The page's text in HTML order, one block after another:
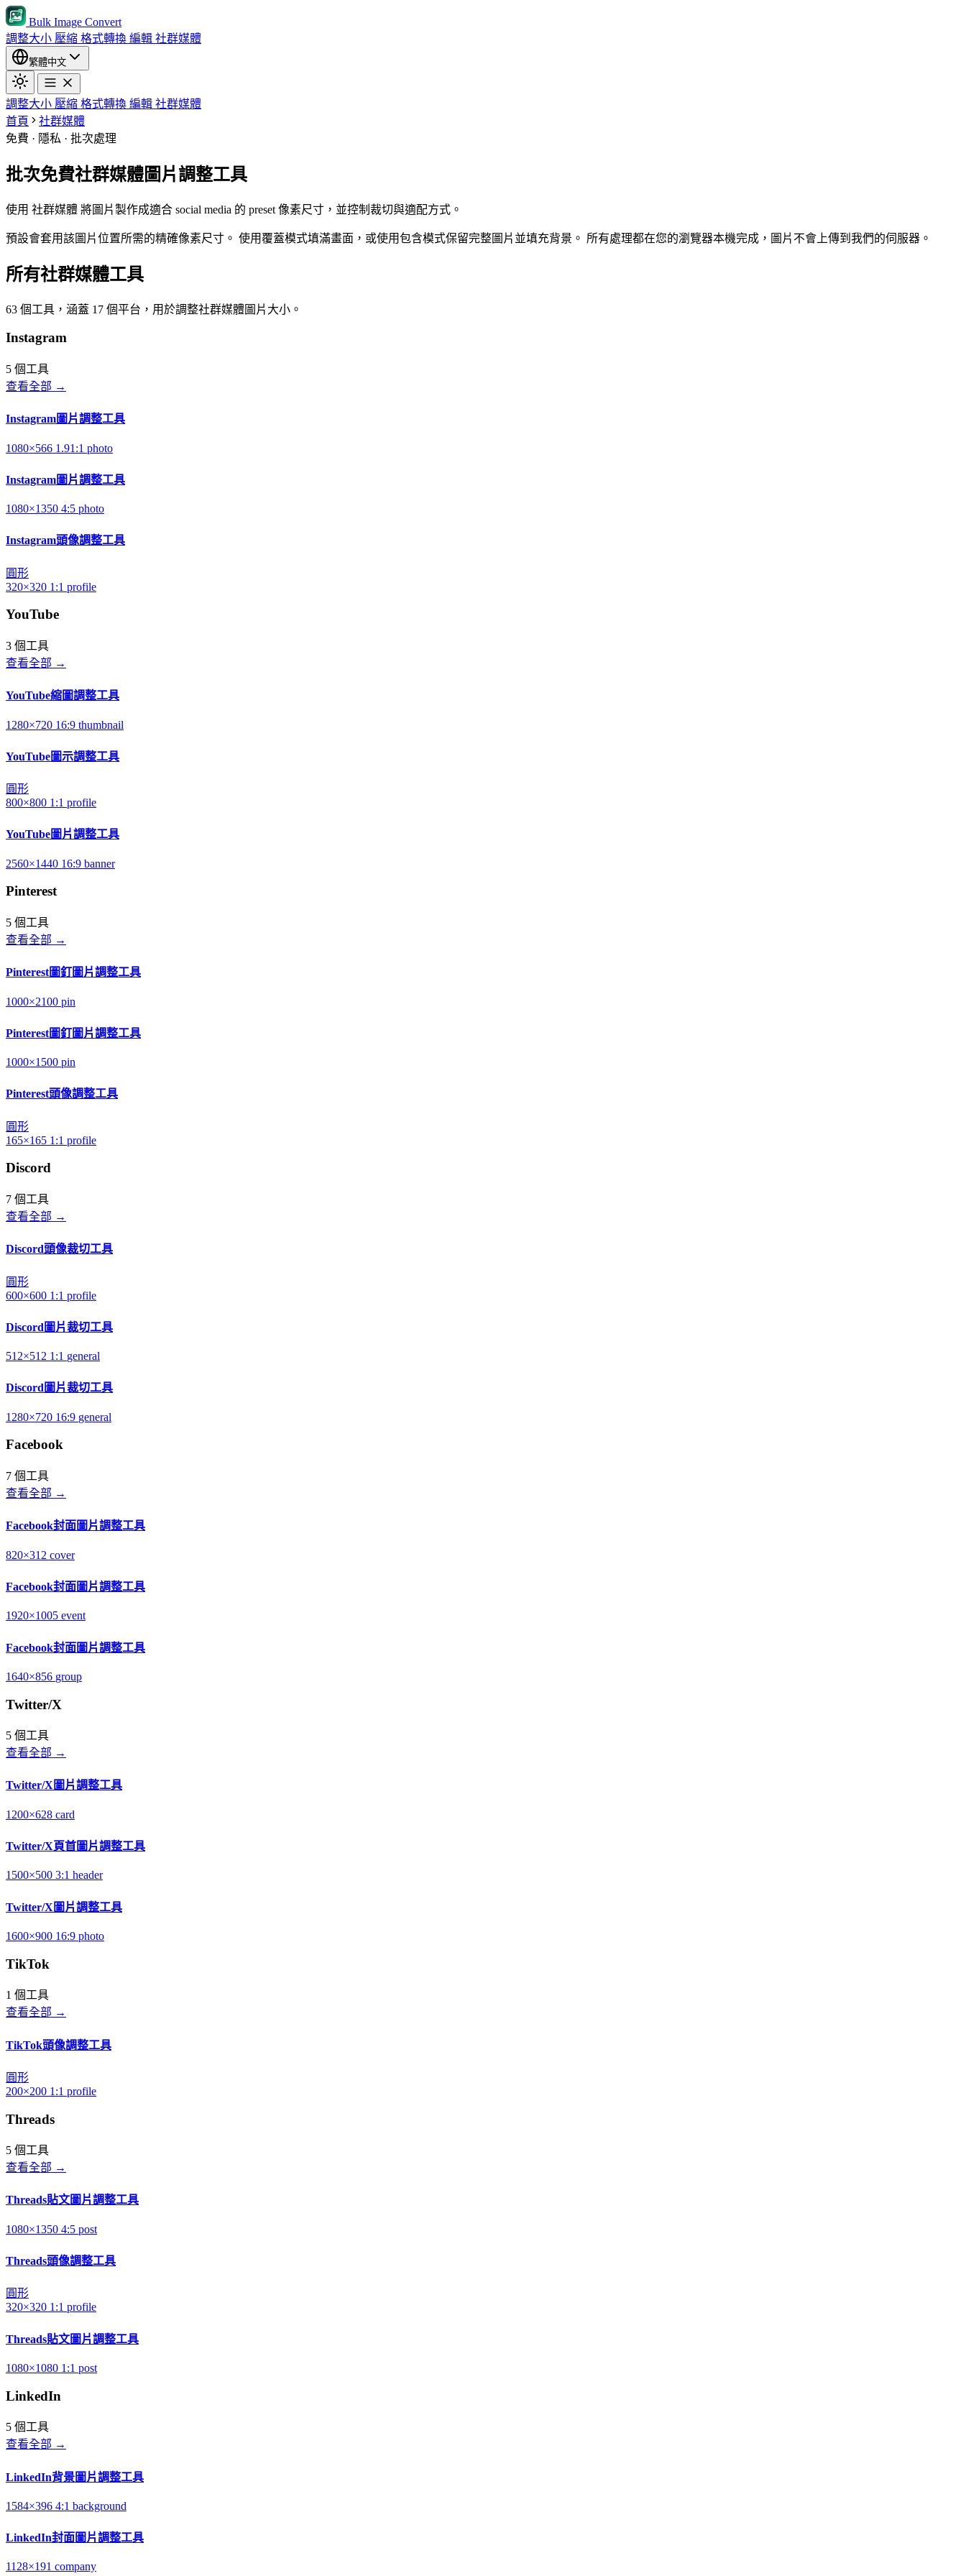
Bulk Image Convert
調整大小 壓縮 格式轉換 編輯 社群媒體
繁體中文
調整大小 壓縮 格式轉換 編輯 社群媒體
首頁
社群媒體
免費 · 隱私 · 批次處理
批次免費社群媒體圖片調整工具
使用 社群媒體 將圖片製作成適合 social media 的 preset 像素尺寸，並控制裁切與適配方式。
預設會套用該圖片位置所需的精確像素尺寸。 使用覆蓋模式填滿畫面，或使用包含模式保留完整圖片並填充背景。 所有處理都在您的瀏覽器本機完成，圖片不會上傳到我們的伺服器。
所有社群媒體工具
63 個工具，涵蓋 17 個平台，用於調整社群媒體圖片大小。
Instagram
5 個工具
查看全部 →
Instagram圖片調整工具
1080×566 1.91:1 photo
Instagram圖片調整工具
1080×1350 4:5 photo
Instagram頭像調整工具
圓形
320×320 1:1 profile
YouTube
3 個工具
查看全部 →
YouTube縮圖調整工具
1280×720 16:9 thumbnail
YouTube圖示調整工具
圓形
800×800 1:1 profile
YouTube圖片調整工具
2560×1440 16:9 banner
Pinterest
5 個工具
查看全部 →
Pinterest圖釘圖片調整工具
1000×2100 pin
Pinterest圖釘圖片調整工具
1000×1500 pin
Pinterest頭像調整工具
圓形
165×165 1:1 profile
Discord
7 個工具
查看全部 →
Discord頭像裁切工具
圓形
600×600 1:1 profile
Discord圖片裁切工具
512×512 1:1 general
Discord圖片裁切工具
1280×720 16:9 general
Facebook
7 個工具
查看全部 →
Facebook封面圖片調整工具
820×312 cover
Facebook封面圖片調整工具
1920×1005 event
Facebook封面圖片調整工具
1640×856 group
Twitter/X
5 個工具
查看全部 →
Twitter/X圖片調整工具
1200×628 card
Twitter/X頁首圖片調整工具
1500×500 3:1 header
Twitter/X圖片調整工具
1600×900 16:9 photo
TikTok
1 個工具
查看全部 →
TikTok頭像調整工具
圓形
200×200 1:1 profile
Threads
5 個工具
查看全部 →
Threads貼文圖片調整工具
1080×1350 4:5 post
Threads頭像調整工具
圓形
320×320 1:1 profile
Threads貼文圖片調整工具
1080×1080 1:1 post
LinkedIn
5 個工具
查看全部 →
LinkedIn背景圖片調整工具
1584×396 4:1 background
LinkedIn封面圖片調整工具
1128×191 company